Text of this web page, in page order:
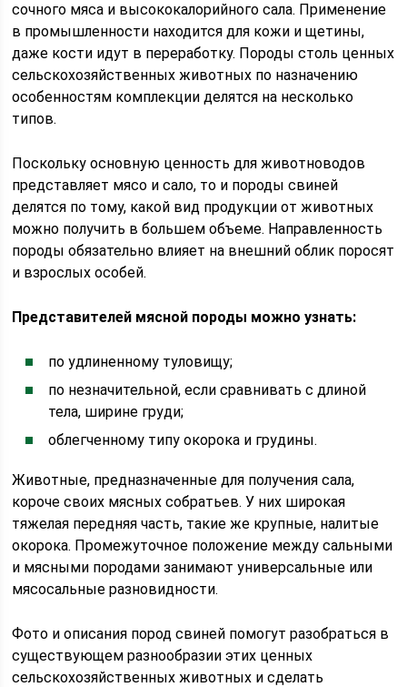
сочного мяса и высококалорийного сала. Применение
в промышленности находится для кожи и щетины,
даже кости идут в переработку. Породы столь ценных
сельскохозяйственных животных по назначению
особенностям комплекции делятся на несколько
типов.
Поскольку основную ценность для животноводов
представляет мясо и сало, то и породы свиней
делятся по тому, какой вид продукции от животных
можно получить в большем объеме. Направленность
породы обязательно влияет на внешний облик поросят
и взрослых особей.
Представителей мясной породы можно узнать:
по удлиненному туловищу;
по незначительной, если сравнивать с длиной
тела, ширине груди;
облегченному типу окорока и грудины.
Животные, предназначенные для получения сала,
короче своих мясных собратьев. У них широкая
тяжелая передняя часть, такие же крупные, налитые
окорока. Промежуточное положение между сальными
и мясными породами занимают универсальные или
мясосальные разновидности.
Фото и описания пород свиней помогут разобраться в
существующем разнообразии этих ценных
сельскохозяйственных животных и сделать